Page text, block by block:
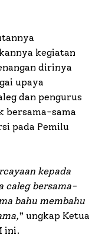
kegiatan
dirinya
upaya
dan pengurus
bersama-sama
pada Pemilu
kepada
caleg bersama-
bahu membahu
” ungkap Ketua
ini.